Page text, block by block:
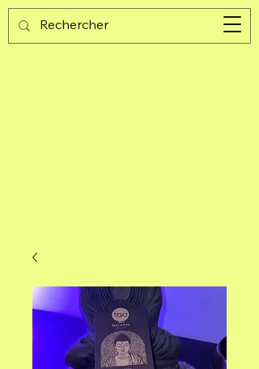
Guijad